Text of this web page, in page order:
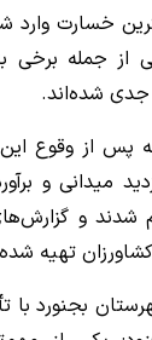
خسارت وارد
از جمله برخی
شده‌اند.
پس از وقوع
میدانی و
شدند و
تهیه
بجنورد با